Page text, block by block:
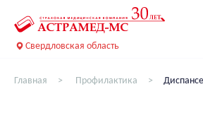
Свердловская область
Главная Профилактика